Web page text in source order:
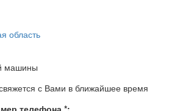
область
машины
с Вами в ближайшее время
телефона *: